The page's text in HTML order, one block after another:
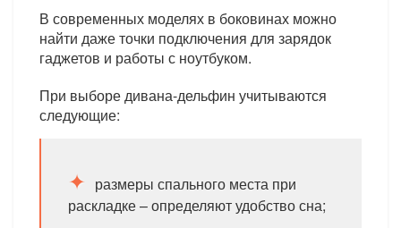
В современных моделях в боковинах можно
найти даже точки подключения для зарядок
гаджетов и работы с ноутбуком.
При выборе дивана-дельфин учитываются
следующие:
размеры спального места при
раскладке – определяют удобство сна;